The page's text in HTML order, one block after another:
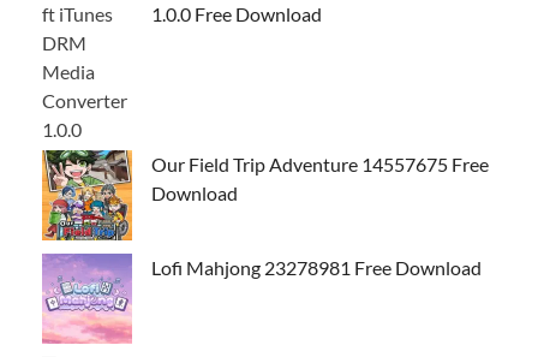
1.0.0 Free Download
Our Field Trip Adventure 14557675 Free
Download
Lofi Mahjong 23278981 Free Download